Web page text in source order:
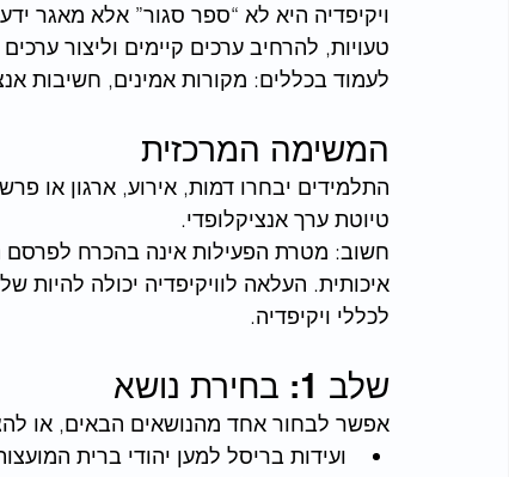
ויקיפדיה היא לא “ספר סגור” אלא מאגר
טעויות, להרחיב ערכים קיימים וליצור
לעמוד בכללים: מקורות אמינים, חשיבות
המשימה המרכזית
התלמידים יבחרו דמות, אירוע, ארגון או
טיוטת ערך אנציקלופדי.
חשוב: מטרת הפעילות אינה בהכרח לפרסם
איכותית. העלאה לוויקיפדיה יכולה
לכללי ויקיפדיה.
שלב 1: בחירת נושא
אפשר לבחור אחד מהנושאים הבאים, או
ועידות בריסל למען יהודי ברית